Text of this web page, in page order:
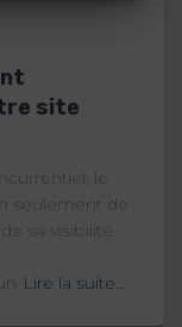
site
le
seulement de
sa visibilité.
Lire la suite…